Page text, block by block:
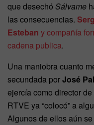
que desechó Sálvame
las consecuencias.
Esteban y compañía
cadena publica.
Una maniobra cuanto
secundada porJosé
ejercía como director
RTVE ya “colocó” a
Algunos de ellos aún